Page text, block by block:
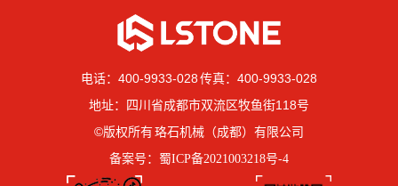
电话：400-9933-028 传真：400-9933-028
地址：四川省成都市双流区牧鱼街118号
©版权所有 珞石机械（成都）有限公司
备案号： 蜀ICP备2021003218号-4